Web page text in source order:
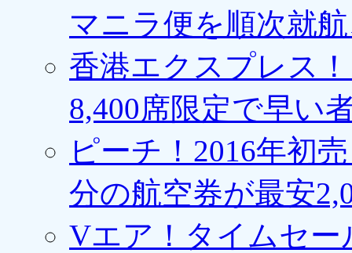
マニラ便を順次就
香港エクスプレス
8,400席限定で早い
ピーチ！2016年初
分の航空券が最安
Vエア！タイムセー